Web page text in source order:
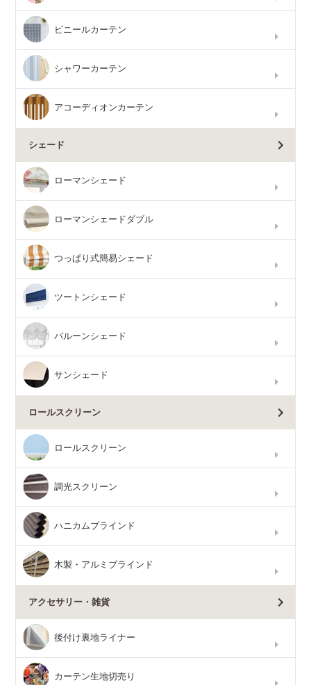
ビニールカーテン
シャワーカーテン
アコーディオンカーテン
シェード
ローマンシェード
ローマンシェードダブル
つっぱり式簡易シェード
ツートンシェード
バルーンシェード
サンシェード
ロールスクリーン
ロールスクリーン
調光スクリーン
ハニカムブラインド
木製・アルミブラインド
アクセサリー・雑貨
後付け裏地ライナー
カーテン生地切売り